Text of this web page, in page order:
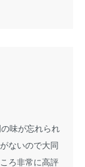
味が忘れられ
ないので大同
ろ非常に高評